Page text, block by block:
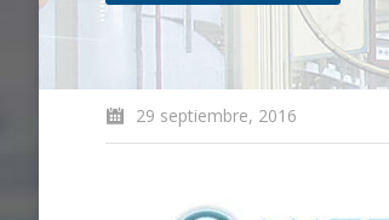
29 septiembre, 2016